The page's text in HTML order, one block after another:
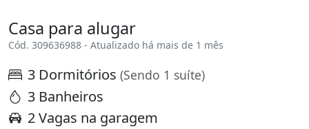
Casa para alugar
Cód. 309636988 - Atualizado há mais de 1 mês
3 Dormitórios (Sendo 1 suíte)
3 Banheiros
2 Vagas na garagem